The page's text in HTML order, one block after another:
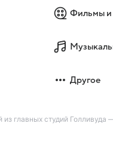
Фильмы и
Другое
главных студий Голливуда